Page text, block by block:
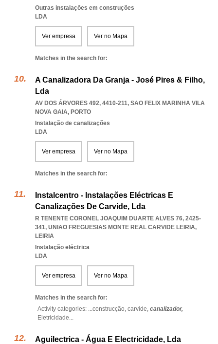
Outras instalações em construções
LDA
Ver empresa Ver no Mapa
Matches in the search for:
A Canalizadora Da Granja - José Pires & Filho,
Lda
AV DOS ÁRVORES 492, 4410-211, SAO FELIX MARINHA VILA
NOVA GAIA, PORTO
Instalação de canalizações
LDA
Ver empresa Ver no Mapa
Matches in the search for:
Instalcentro - Instalações Eléctricas E
Canalizações De Carvide, Lda
R TENENTE CORONEL JOAQUIM DUARTE ALVES 76, 2425-
341, UNIAO FREGUESIAS MONTE REAL CARVIDE LEIRIA,
LEIRIA
Instalação eléctrica
LDA
Ver empresa Ver no Mapa
Matches in the search for:
Activity categories: ...construcção, carvide, canalizador,
Eletricidade...
Aguilectrica - Água E Electricidade, Lda